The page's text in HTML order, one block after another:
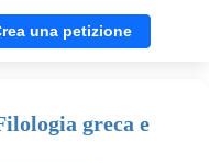
una petizione
greca e